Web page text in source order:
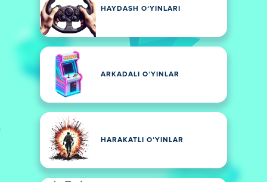
HAYDASH OʻYINLARI
ARKADALI OʻYINLAR
HARAKATLI OʻYINLAR